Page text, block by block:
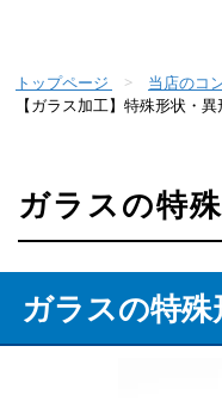
トップページ
当店のコ
【ガラス加工】特殊形状・
ガラスの特
ガラスの特